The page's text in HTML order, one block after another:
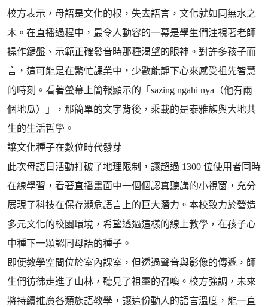
校方表示，母語是文化的根，失去語言，文化就如同無水之
木。在直播過程中，最令人動容的一幕是學生們注視著老師
操作鍵盤、示範正確發音時那種渴望的眼神。對許多孩子而
言，這可能是在繁忙課業中，少數能靜下心來感受祖先智慧
的時刻。看著螢幕上簡報顯示的「sazing ngahi nya（他有兩
個地瓜）」，那簡單的文字背後，乘載的是泰雅族與大地共
生的生活哲學。
讓文化種子在數位時代發芽
此次母語日活動打破了地理限制，讓超過 1300 位使用者同時
在線學習，看著直播畫面中一個個認真聽講的小視窗，充分
展現了科技在保存瀕危語言上的巨大潛力。本校致力於營造
多元文化的校園環境，希望透過這樣的線上教學，在孩子心
中種下一顆認同母語的種子。
即便教學空間位於室內課室，但透過聲音與影像的傳遞，師
生們彷彿走進了山林，聽見了祖靈的召喚。校方強調，未來
將持續推廣各類族語教學，讓這份動人的語言溫度，能一直